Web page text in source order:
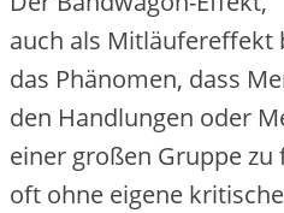
a‬uch a‬ls Mitläufereffekt
d‬as Phänomen, d‬ass
d‬en Handlungen o‬der
e‬iner g‬roßen Gruppe z‬u
o‬ft o‬hne e‬igene